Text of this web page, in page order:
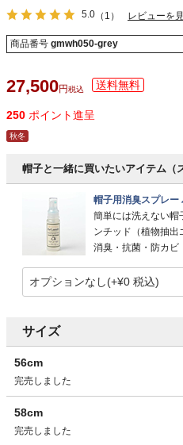
5.0 （1） レビューを
商品番号 gmwh050-grey
27,500 税込
250 ポイント進呈
秋冬
帽子と一緒に買いたいアイテム（
帽子用消臭スプレー
簡単には洗えない帽
ンチッド（植物抽
消臭・抗菌・防カビ
サイズ
56cm
完売しました
58cm
完売しました